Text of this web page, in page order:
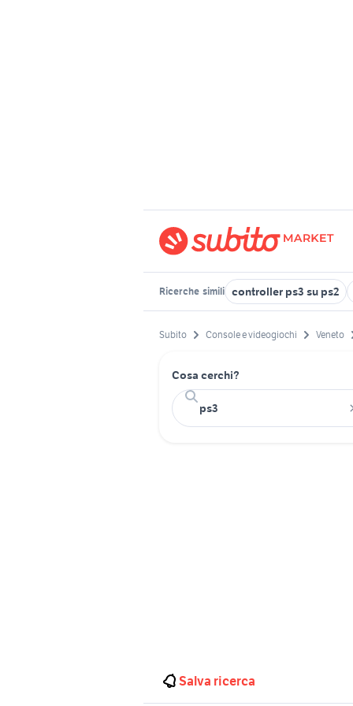
Ricerche simili controller ps3 su ps2
Subito Console e videogiochi Veneto
Cosa cerchi?
Salva ricerca